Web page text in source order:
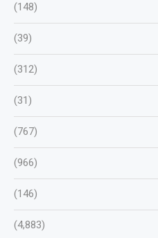
(148)
(39)
(312)
(31)
(767)
(966)
(146)
(4,883)